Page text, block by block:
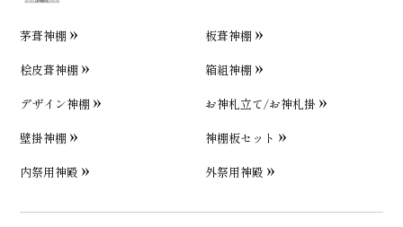
茅葺神棚
板葺神棚
桧皮葺神棚
箱組神棚
デザイン神棚
お神札立て/お神札掛
壁掛神棚
神棚板セット
内祭用神殿
外祭用神殿